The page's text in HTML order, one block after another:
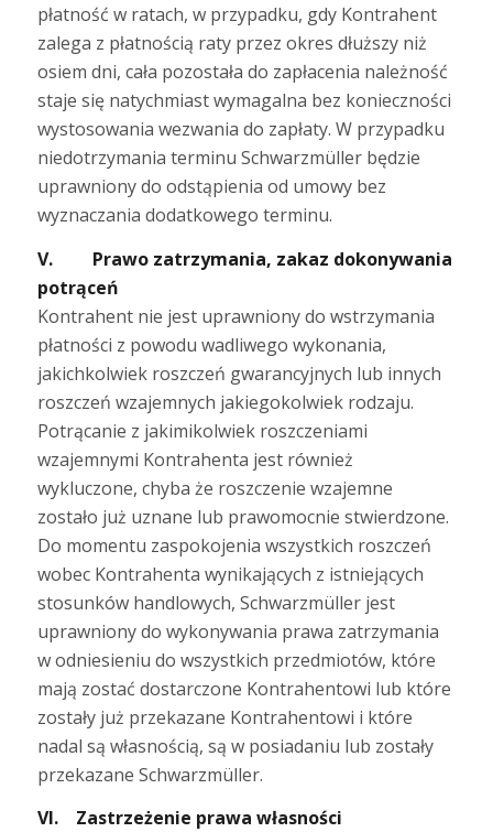
płatność w ratach, w przypadku, gdy Kontrahent
zalega z płatnością raty przez okres dłuższy niż
osiem dni, cała pozostała do zapłacenia należność
staje się natychmiast wymagalna bez konieczności
wystosowania wezwania do zapłaty. W przypadku
niedotrzymania terminu Schwarzmüller będzie
uprawniony do odstąpienia od umowy bez
wyznaczania dodatkowego terminu.
V. Prawo zatrzymania, zakaz dokonywania
potrąceń
Kontrahent nie jest uprawniony do wstrzymania
płatności z powodu wadliwego wykonania,
jakichkolwiek roszczeń gwarancyjnych lub innych
roszczeń wzajemnych jakiegokolwiek rodzaju.
Potrącanie z jakimikolwiek roszczeniami
wzajemnymi Kontrahenta jest również
wykluczone, chyba że roszczenie wzajemne
zostało już uznane lub prawomocnie stwierdzone.
Do momentu zaspokojenia wszystkich roszczeń
wobec Kontrahenta wynikających z istniejących
stosunków handlowych, Schwarzmüller jest
uprawniony do wykonywania prawa zatrzymania
w odniesieniu do wszystkich przedmiotów, które
mają zostać dostarczone Kontrahentowi lub które
zostały już przekazane Kontrahentowi i które
nadal są własnością, są w posiadaniu lub zostały
przekazane Schwarzmüller.
VI. Zastrzeżenie prawa własności